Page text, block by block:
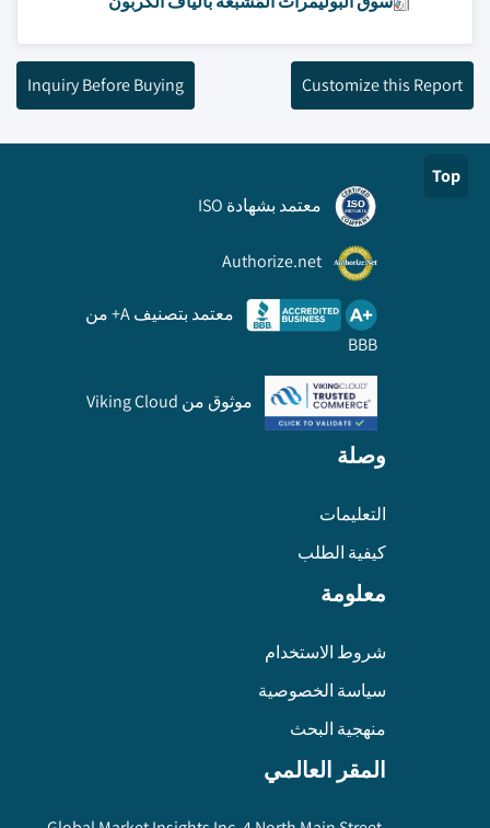
Customize this Report
Inquiry Before Buying
Top
معتمد بشهادة ISO
Authorize.net
معتمد بتصنيف A+ من
BBB
موثوق من Viking Cloud
وصلة
التعليمات
كيفية الطلب
معلومة
شروط الاستخدام
سياسة الخصوصية
منهجية البحث
المقر العالمي